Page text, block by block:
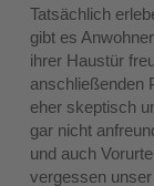
Tatsächlich
gibt es
ihrer Haustür
anschließenden
eher skeptisch
gar nicht
und auch
vergessen